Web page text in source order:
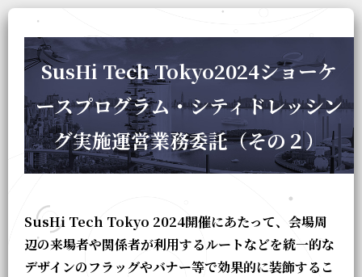
SusHi Tech Tokyo2024ショーケ
ースプログラム・シティドレッシン
グ実施運営業務委託（その２）
SusHi Tech Tokyo 2024開催にあたって、会場周
辺の来場者や関係者が利用するルートなどを統一的な
デザインのフラッグやバナー等で効果的に装飾するこ